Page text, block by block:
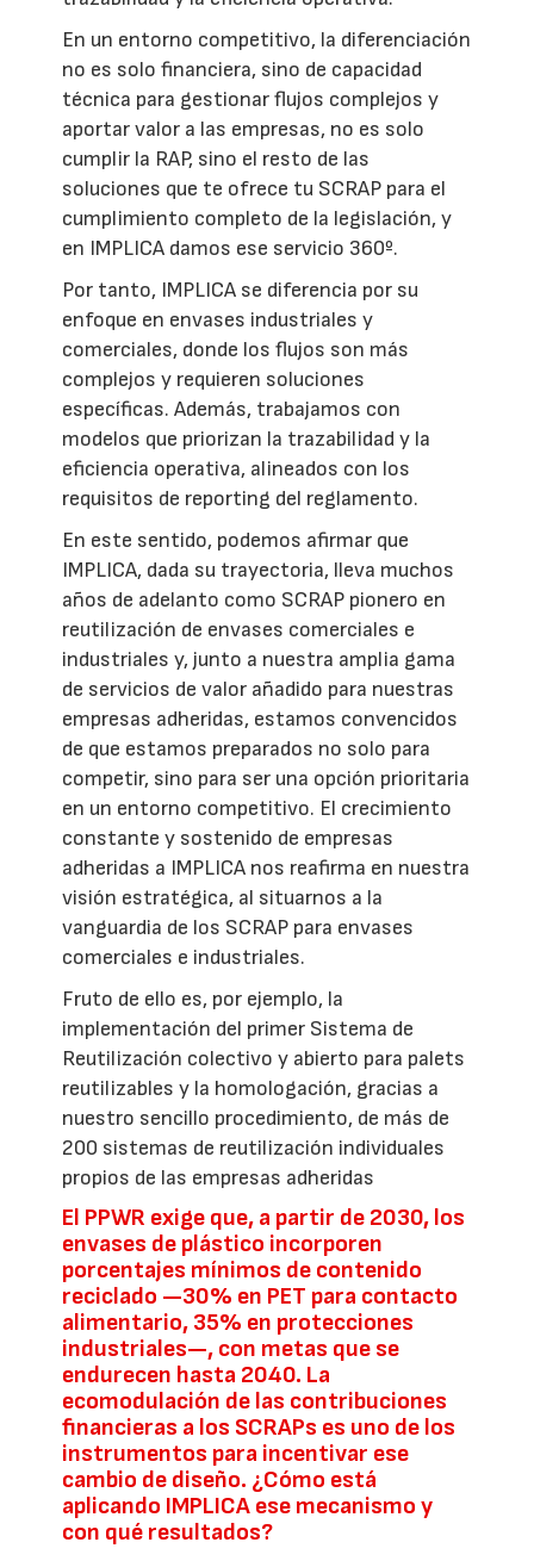
En un entorno competitivo, la diferenciación
no es solo financiera, sino de capacidad
técnica para gestionar flujos complejos y
aportar valor a las empresas, no es solo
cumplir la RAP, sino el resto de las
soluciones que te ofrece tu SCRAP para el
cumplimiento completo de la legislación, y
en IMPLICA damos ese servicio 360º.
Por tanto, IMPLICA se diferencia por su
enfoque en envases industriales y
comerciales, donde los flujos son más
complejos y requieren soluciones
específicas. Además, trabajamos con
modelos que priorizan la trazabilidad y la
eficiencia operativa, alineados con los
requisitos de reporting del reglamento.
En este sentido, podemos afirmar que
IMPLICA, dada su trayectoria, lleva muchos
años de adelanto como SCRAP pionero en
reutilización de envases comerciales e
industriales y, junto a nuestra amplia gama
de servicios de valor añadido para nuestras
empresas adheridas, estamos convencidos
de que estamos preparados no solo para
competir, sino para ser una opción prioritaria
en un entorno competitivo. El crecimiento
constante y sostenido de empresas
adheridas a IMPLICA nos reafirma en nuestra
visión estratégica, al situarnos a la
vanguardia de los SCRAP para envases
comerciales e industriales.
Fruto de ello es, por ejemplo, la
implementación del primer Sistema de
Reutilización colectivo y abierto para palets
reutilizables y la homologación, gracias a
nuestro sencillo procedimiento, de más de
200 sistemas de reutilización individuales
propios de las empresas adheridas
El PPWR exige que, a partir de 2030, los
envases de plástico incorporen
porcentajes mínimos de contenido
reciclado —30% en PET para contacto
alimentario, 35% en protecciones
industriales—, con metas que se
endurecen hasta 2040. La
ecomodulación de las contribuciones
financieras a los SCRAPs es uno de los
instrumentos para incentivar ese
cambio de diseño. ¿Cómo está
aplicando IMPLICA ese mecanismo y
con qué resultados?